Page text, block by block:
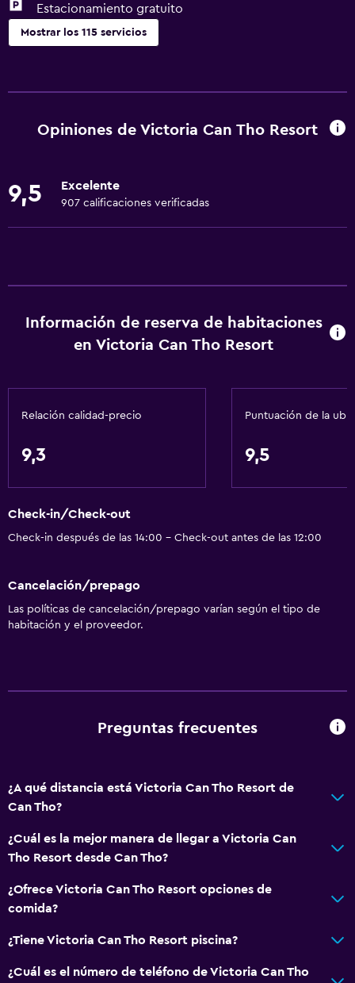
Estacionamiento gratuito
Mostrar los 115 servicios
Centro de negocios
Instalaciones para reuniones
Check-out exprés
Check-in/check-out privado
Ventilador
Extinguidor
Alarma de humo
Aire acondicionado
Tetera eléctrica
Menús para dietas especiales (bajo petición)
Bar/lounge
La comida se puede entregar en el alojamiento
Opiniones de Victoria Can Tho Resort
9,5 Excelente
907 calificaciones verificadas
Información de reserva de habitaciones
en Victoria Can Tho Resort
Relación calidad-precio
9,3
Puntuación de la
9,5
Check-in/Check-out
Check-in después de las 14:00 - Check-out antes de las 12:00
Cancelación/prepago
Las políticas de cancelación/prepago varían según el tipo de
habitación y el proveedor.
Preguntas frecuentes
¿A qué distancia está Victoria Can Tho Resort de
Can Tho?
¿Cuál es la mejor manera de llegar a Victoria Can
Tho Resort desde Can Tho?
¿Ofrece Victoria Can Tho Resort opciones de
comida?
¿Tiene Victoria Can Tho Resort piscina?
¿Cuál es el número de teléfono de Victoria Can Tho